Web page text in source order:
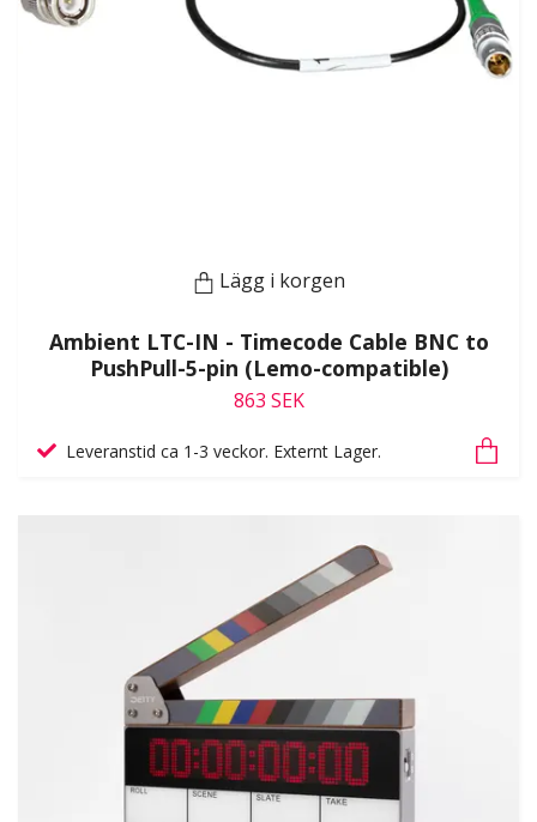
Lägg i korgen
Ambient LTC-IN - Timecode Cable BNC to
PushPull-5-pin (Lemo-compatible)
863 SEK
Leveranstid ca 1-3 veckor. Externt Lager.